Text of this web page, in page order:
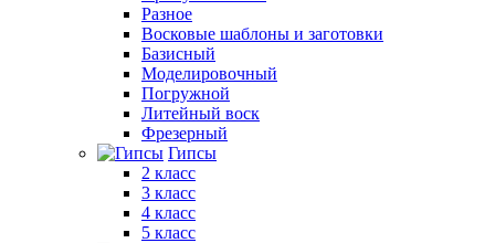
Разное
Восковые шаблоны и заготовки
Базисный
Моделировочный
Погружной
Литейный воск
Фрезерный
Гипсы
2 класс
3 класс
4 класс
5 класс